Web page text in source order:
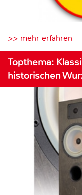
>> mehr erfahren
Topthema:
historischen